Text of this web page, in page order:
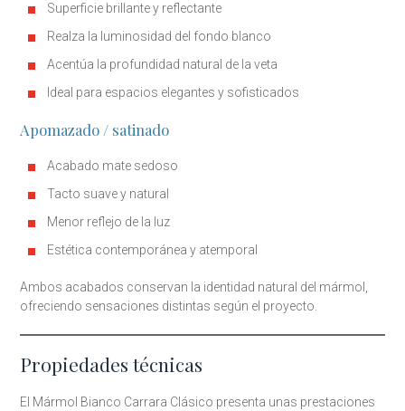
Superficie brillante y reflectante
Realza la luminosidad del fondo blanco
Acentúa la profundidad natural de la veta
Ideal para espacios elegantes y sofisticados
Apomazado / satinado
Acabado mate sedoso
Tacto suave y natural
Menor reflejo de la luz
Estética contemporánea y atemporal
Ambos acabados conservan la identidad natural del mármol,
ofreciendo sensaciones distintas según el proyecto.
Propiedades técnicas
El Mármol Bianco Carrara Clásico presenta unas prestaciones